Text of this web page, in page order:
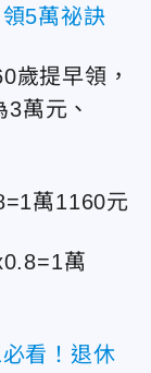
5萬祕訣
歲提早領，
萬元、
萬1160元
萬
看！退休